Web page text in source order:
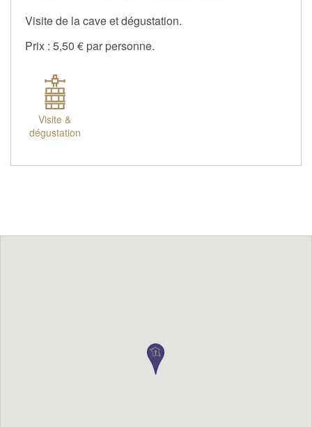
Visite de la cave et dégustation.
Prix : 5,50 € par personne.
Visite &
dégustation